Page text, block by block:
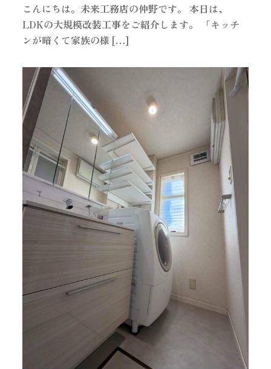
こんにちは。未来工務店の仲野です。 本日は、
LDKの大規模改装工事をご紹介します。 「キッチ
ンが暗くて家族の様 […]